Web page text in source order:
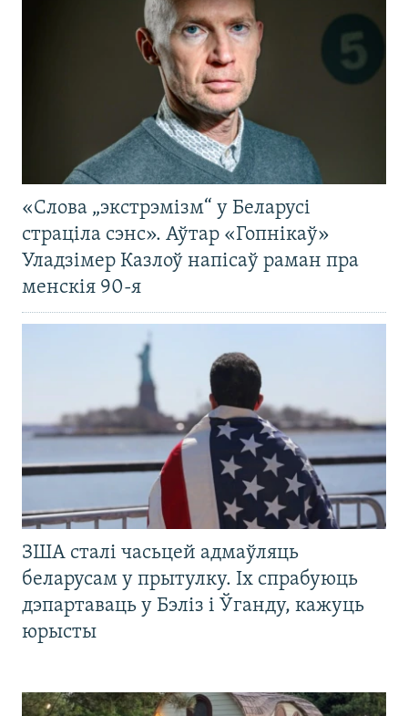
«Слова „экстрэмізм“ у Беларусі
страціла сэнс». Аўтар «Гопнікаў»
Уладзімер Казлоў напісаў раман пра
менскія 90-я
ЗША сталі часьцей адмаўляць
беларусам у прытулку. Іх спрабуюць
дэпартаваць у Бэліз і Ўганду, кажуць
юрысты